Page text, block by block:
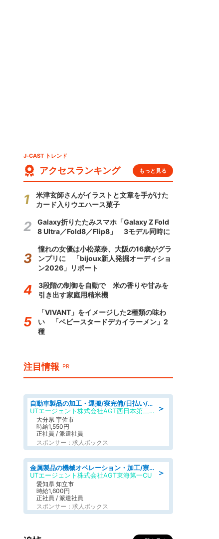
J-CAST トレンド
アクセスランキング もっと見る
米津玄師さんがイラストと文章を手がけた
カード入りウエハース菓子
Galaxy折りたたみスマホ「Galaxy Z Fold
8 Ultra／Fold8／Flip8」 3モデル同時に
憧れの女優は小松菜奈、大阪の16歳がグラ
ンプリに 「bijoux新人発掘オーディショ
ン2026」リポート
3段階の制御を自動で 米の香りや甘みを
引き出す家庭用精米機
「VIVANT」をイメージした2種類の味わ
い 「ベビースタードデカイラーメン」2
種
注目情報 PR
＞
自動車製品の加工・運搬/寮完備/日払い/工場・製造
UTエージェント株式会社AGT西日本第二CU
大分県 宇佐市
時給1,550円
正社員 / 派遣社員
スポンサー：求人ボックス
＞
金属製品の機械オペレーション・加工/寮完備/日払い/工場・製造
UTエージェント株式会社AGT東海第一CU
愛知県 知立市
時給1,600円
正社員 / 派遣社員
スポンサー：求人ボックス